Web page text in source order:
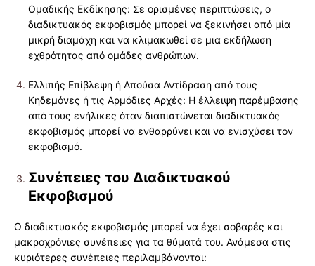
Ομαδικής Εκδίκησης: Σε ορισμένες περιπτώσεις, ο
διαδικτυακός εκφοβισμός μπορεί να ξεκινήσει από μία
μικρή διαμάχη και να κλιμακωθεί σε μια εκδήλωση
εχθρότητας από ομάδες ανθρώπων.
Ελλιπής Επίβλεψη ή Απούσα Αντίδραση από τους
Κηδεμόνες ή τις Αρμόδιες Αρχές: Η έλλειψη παρέμβασης
από τους ενήλικες όταν διαπιστώνεται διαδικτυακός
εκφοβισμός μπορεί να ενθαρρύνει και να ενισχύσει τον
εκφοβισμό.
Συνέπειες του Διαδικτυακού
Εκφοβισμού
Ο διαδικτυακός εκφοβισμός μπορεί να έχει σοβαρές και
μακροχρόνιες συνέπειες για τα θύματά του. Ανάμεσα στις
κυριότερες συνέπειες περιλαμβάνονται: